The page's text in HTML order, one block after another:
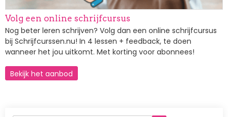
Volg een online schrijfcursus
Nog beter leren schrijven? Volg dan een online schrijfcursus
bij Schrijfcurssen.nu! In 4 lessen + feedback, te doen
wanneer het jou uitkomt. Met korting voor abonnees!
Bekijk het aanbod